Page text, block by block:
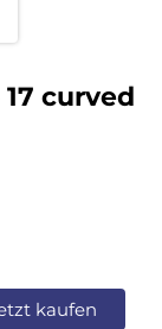
curved
kaufen